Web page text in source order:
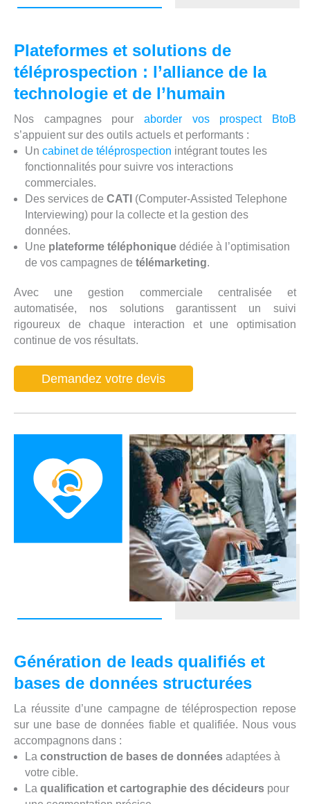
Plateformes et solutions de
téléprospection : l’alliance de la
technologie et de l’humain
Nos campagnes pour aborder vos prospect BtoB
s’appuient sur des outils actuels et performants :
Un cabinet de téléprospection intégrant toutes les
fonctionnalités pour suivre vos interactions
commerciales.
Des services de CATI (Computer-Assisted Telephone
Interviewing) pour la collecte et la gestion des
données.
Une plateforme téléphoniquedédiée à l’optimisation
de vos campagnes de télémarketing.
Avec une gestion commerciale centralisée et
automatisée, nos solutions garantissent un suivi
rigoureux de chaque interaction et une optimisation
continue de vos résultats.
Demandez votre devis
Génération de leads qualifiés et
bases de données structurées
La réussite d’une campagne de téléprospection repose
sur une base de données fiable et qualifiée. Nous vous
accompagnons dans :
La construction de bases de donnéesadaptées à
votre cible.
La qualification et cartographie des décideurspour